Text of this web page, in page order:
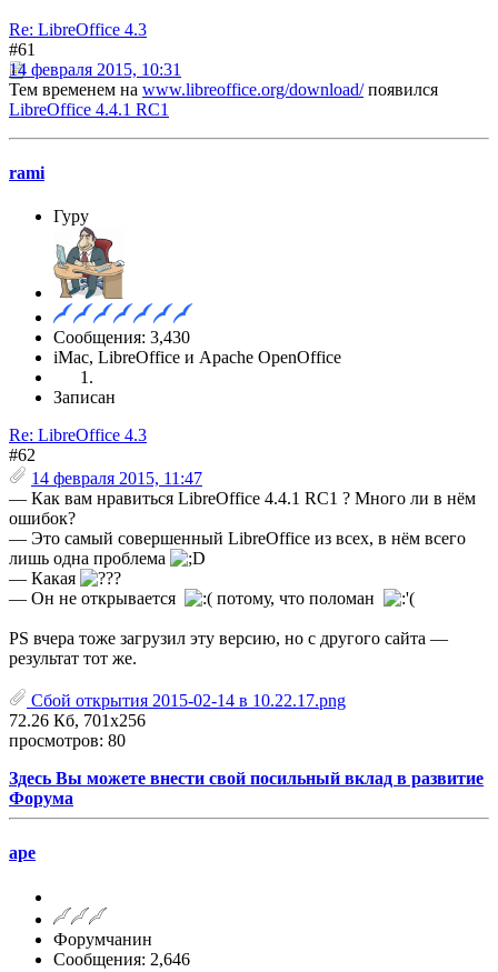
Re: LibreOffice 4.3
#61
14 февраля 2015, 10:31
Тем временем на www.libreoffice.org/download/появился
LibreOffice 4.4.1 RC1
rami
Гуру
Сообщения: 3,430
iMac, LibreOffice и Apache OpenOffice
Записан
Re: LibreOffice 4.3
#62
14 февраля 2015, 11:47
— Как вам нравиться LibreOffice 4.4.1 RC1 ? Много ли в нём
ошибок?
— Это самый совершенный LibreOffice из всех, в нём всего
лишь одна проблема
— Какая
— Он не открывается
потому, что поломан
PS вчера тоже загрузил эту версию, но с другого сайта —
результат тот же.
Сбой открытия 2015-02-14 в 10.22.17.png
72.26 Кб, 701x256
просмотров: 80
Здесь Вы можете внести свой посильный вклад в развитие
Форума
ape
Форумчанин
Сообщения: 2,646